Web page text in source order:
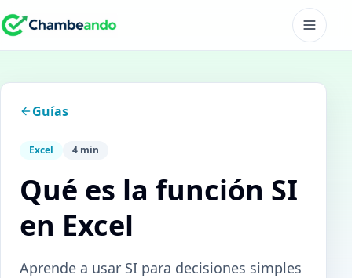
Guías
Excel 4 min
Qué es la función SI
en Excel
Aprende a usar SI para decisiones simples